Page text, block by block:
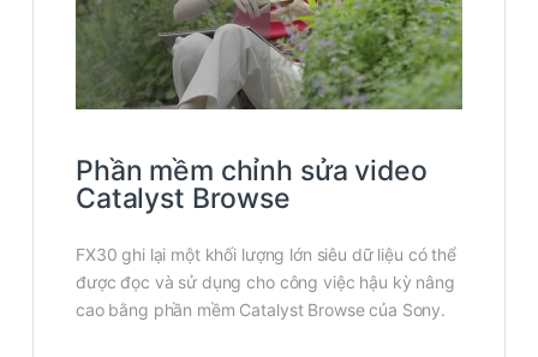
Phần mềm chỉnh sửa video
Catalyst Browse
FX30 ghi lại một khối lượng lớn siêu dữ liệu có thể
được đọc và sử dụng cho công việc hậu kỳ nâng
cao bằng phần mềm Catalyst Browse của Sony.